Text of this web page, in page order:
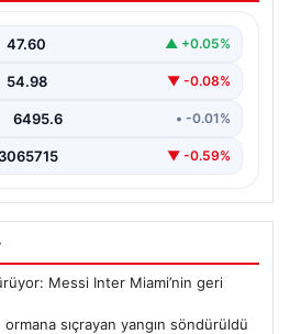
47.60 ▲ +0.05%
54.98 ▼ -0.08%
6495.6 • -0.01%
3065715 ▼ -0.59%
Messi Inter Miami’nin geri
sıçrayan yangın söndürüldü